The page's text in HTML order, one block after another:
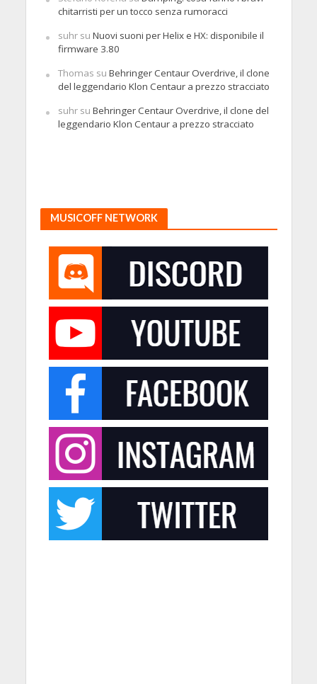
chitarristi per un tocco senza rumoracci
suhrsu Nuovi suoni per Helix e HX: disponibile il
firmware 3.80
Thomas su Behringer Centaur Overdrive, il clone
del leggendario Klon Centaur a prezzo stracciato
suhrsu Behringer Centaur Overdrive, il clone del
leggendario Klon Centaur a prezzo stracciato
MUSICOFF NETWORK